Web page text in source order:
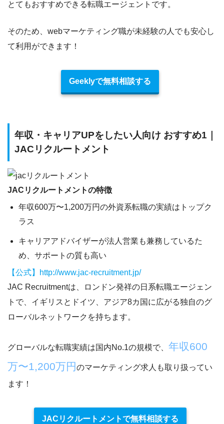
とてもおすすめできる転職エージェント です。
そのため、webマーケティング職が未経験の人でも安心し
て利用ができます！
Geeklyで無料相談する
年収・キャリアUPをしたい人向け おすすめ1｜
JACリクルートメント
JACリクルートメントの特徴
年収600万〜1,200万円の外資系転職の実績はトップク
ラス
キャリアアドバイザーが法人営業も兼務しているた
め、サポートの質も高い
【公式】http://www.jac-recruitment.jp/
JAC Recruitmentは、ロンドン発祥の日系転職エージェン
トで、 イギリスとドイツ、アジア8カ国に広がる独自のグ
ローバルネットワークを持ちます。
グローバルな転職実績は国内No.1の規模で、 年収600
万〜1,200万円 のマーケティング求人も取り扱ってい
ます！
JACリクルートメントで無料相談する